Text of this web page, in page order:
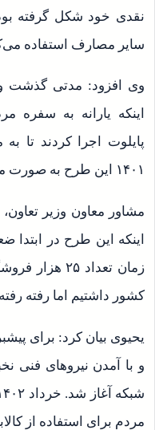
نقدی خود شکل گرفته بود
سایر مصارف استفاده
وی افزود: مدتی گذشت و
اینکه یارانه به سفره
پایلوت اجرا کردند تا
۱۴۰۱ این طرح به صورت ملی در تمام کشور اجرا شد.
مشاور معاون وزیر
اینکه این طرح در
زمان تعداد
کشور داشتیم اما رفته
یحیوی بیان کرد: برای
و با آمدن نیروهای فنی
مردم برای استفاده از